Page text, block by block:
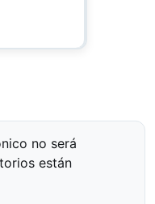
no será
están